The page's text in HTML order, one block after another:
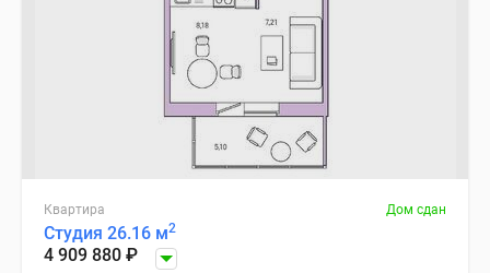
Квартира Дом сдан
Студия 26.16 м2
4 909 880 ₽